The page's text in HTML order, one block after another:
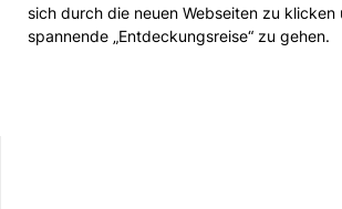
sich durch die neuen Webseiten zu klicken
spannende „Entdeckungsreise“ zu gehen.